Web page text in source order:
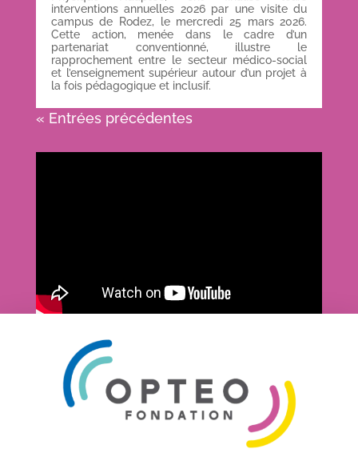
interventions annuelles 2026 par une visite du
campus de Rodez, le mercredi 25 mars 2026.
Cette action, menée dans le cadre d’un
partenariat conventionné, illustre le
rapprochement entre le secteur médico-social
et l’enseignement supérieur autour d’un projet à
la fois pédagogique et inclusif.
« Entrées précédentes